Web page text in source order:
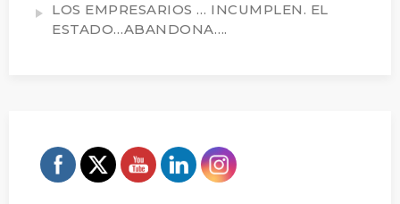
LOS EMPRESARIOS … INCUMPLEN. EL
ESTADO…ABANDONA….